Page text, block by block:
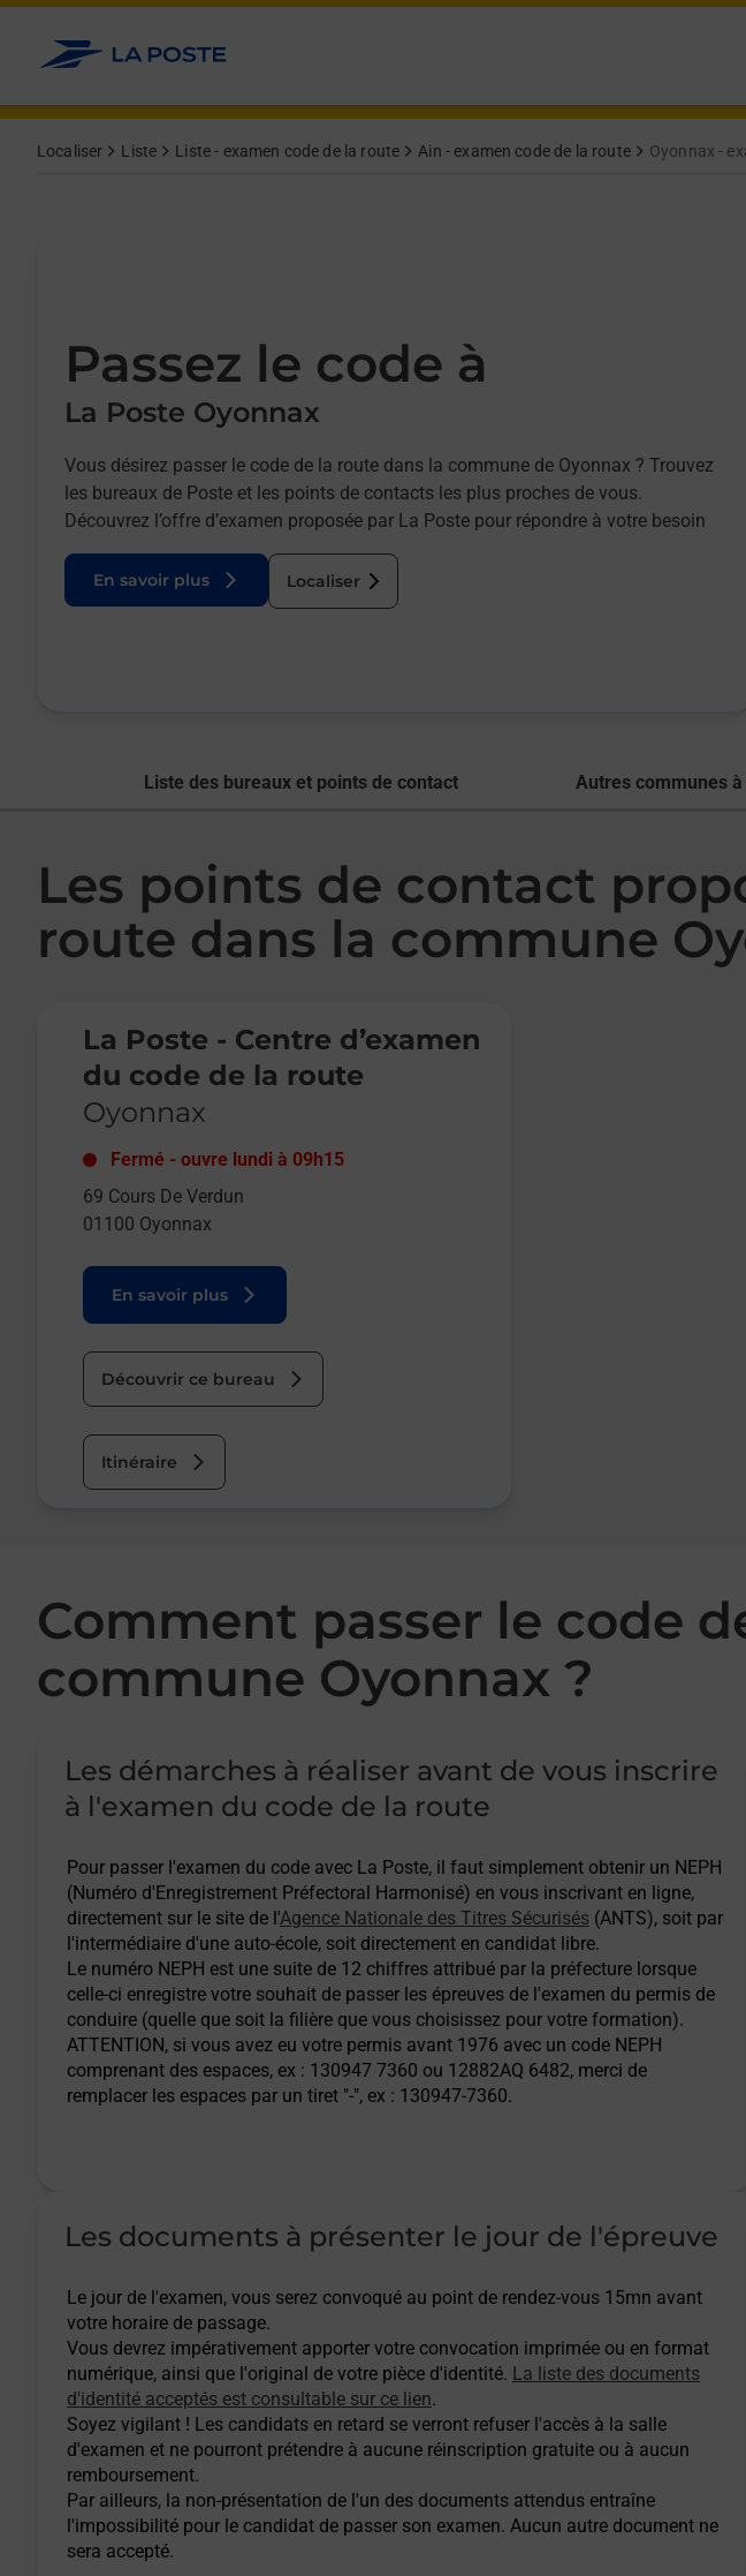
Allez au contenu
Localiser Liste Liste - examen code de la route Ain - examen code de la route Oyonnax -
Passez le code à
La Poste Oyonnax
Vous désirez passer le code de la route dans la commune de Oyonnax ? Trouvez
les bureaux de Poste et les points de contacts les plus proches de vous.
Découvrez l’offre d’examen proposée par La Poste pour répondre à votre besoin
En savoir plus Localiser
Liste des bureaux et points de contact Autres communes
Les points de contact
route dans la commune
La Poste - Centre d’examen
du code de la route
Oyonnax
Fermé - ouvre lundi à 09h15
69 Cours De Verdun
01100 Oyonnax
En savoir plus
Découvrir ce bureau
Itinéraire
Comment passer le code
commune Oyonnax ?
Les démarches à réaliser avant de vous inscrire
à l'examen du code de la route
Pour passer l'examen du code avec La Poste, il faut simplement obtenir un NEPH
(Numéro d'Enregistrement Préfectoral Harmonisé) en vous inscrivant en ligne,
directement sur le site de l'Agence Nationale des Titres Sécurisés (ANTS), soit par
l'intermédiaire d'une auto-école, soit directement en candidat libre.
Le numéro NEPH est une suite de 12 chiffres attribué par la préfecture lorsque
celle-ci enregistre votre souhait de passer les épreuves de l'examen du permis de
conduire (quelle que soit la filière que vous choisissez pour votre formation).
ATTENTION, si vous avez eu votre permis avant 1976 avec un code NEPH
comprenant des espaces, ex : 130947 7360 ou 12882AQ 6482, merci de
remplacer les espaces par un tiret "-", ex : 130947-7360.
Les documents à présenter le jour de l'épreuve
Le jour de l'examen, vous serez convoqué au point de rendez-vous 15mn avant
votre horaire de passage.
Vous devrez impérativement apporter votre convocation imprimée ou en format
numérique, ainsi que l'original de votre pièce d'identité. La liste des documents
d'identité acceptés est consultable sur ce lien.
Soyez vigilant ! Les candidats en retard se verront refuser l'accès à la salle
d'examen et ne pourront prétendre à aucune réinscription gratuite ou à aucun
remboursement.
Par ailleurs, la non-présentation de l'un des documents attendus entraîne
l'impossibilité pour le candidat de passer son examen. Aucun autre document ne
sera accepté.
Afficher ou masquer la réponse
Afficher ou masquer la réponse
Afficher ou masquer la réponse
Afficher ou masquer la réponse